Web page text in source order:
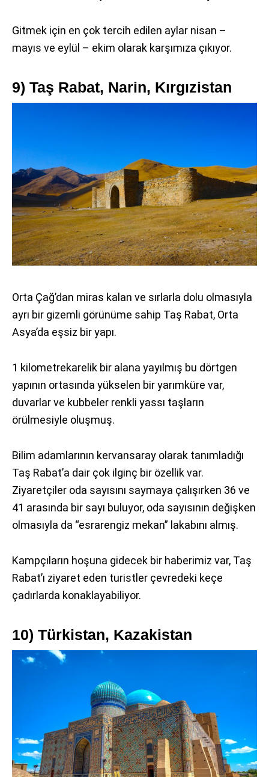
Gitmek için en çok tercih edilen aylar nisan –
mayıs ve eylül – ekim olarak karşımıza çıkıyor.
9) Taş Rabat, Narin, Kırgızistan
Orta Çağ’dan miras kalan ve sırlarla dolu olmasıyla
ayrı bir gizemli görünüme sahip Taş Rabat, Orta
Asya’da eşsiz bir yapı.
1 kilometrekarelik bir alana yayılmış bu dörtgen
yapının ortasında yükselen bir yarımküre var,
duvarlar ve kubbeler renkli yassı taşların
örülmesiyle oluşmuş.
Bilim adamlarının kervansaray olarak tanımladığı
Taş Rabat’a dair çok ilginç bir özellik var.
Ziyaretçiler oda sayısını saymaya çalışırken 36 ve
41 arasında bir sayı buluyor, oda sayısının değişken
olmasıyla da “esrarengiz mekan” lakabını almış.
Kampçıların hoşuna gidecek bir haberimiz var, Taş
Rabat’ı ziyaret eden turistler çevredeki keçe
çadırlarda konaklayabiliyor.
10) Türkistan, Kazakistan